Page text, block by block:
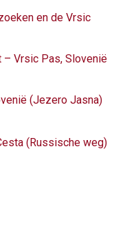
en de Vrsic
– Vrsic Pas, Slovenië
(Jezero Jasna)
(Russische weg)